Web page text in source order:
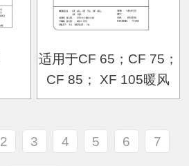
适用于CF 65；CF 75；
CF 85； XF 105暖风
2 3 4 5 6 7